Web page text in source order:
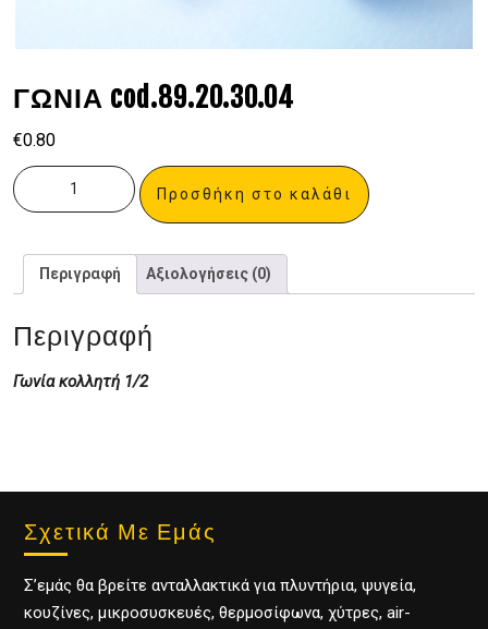
ΓΩΝΙΑ cod.89.20.30.04
€0.80
Προσθήκη στο καλάθι
Περιγραφή Αξιολογήσεις (0)
Περιγραφή
Γωνία κολλητή 1/2
Σχετικά Με Εμάς
Σ’εμάς θα βρείτε ανταλλακτικά για πλυντήρια, ψυγεία,
κουζίνες, μικροσυσκευές, θερμοσίφωνα, χύτρες, air-